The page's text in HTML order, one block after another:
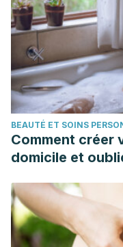
BEAUTÉ ET SOINS
Comment créer
domicile et